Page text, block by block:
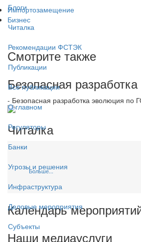
Блоги
Читалка
Рекомендации ФСТЭК
Публикации
Все публикации
О главном
Регуляторы
Банки
Угрозы и решения
Инфраструктура
Деловые мероприятия
Субъекты
Импортозамещение
Бизнес
Смотрите также
Безопасная разработка
- Безопасная разработка эволюция по
Читалка
Больше...
Календарь
Наши медиауслуги